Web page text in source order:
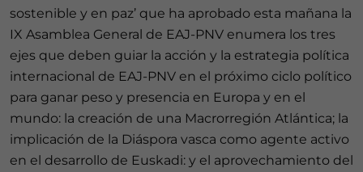
sostenible y en paz’ que ha aprobado esta mañana la
IX Asamblea General de EAJ-PNV enumera los tres
ejes que deben guiar la acción y la estrategia política
internacional de EAJ-PNV en el próximo ciclo político
para ganar peso y presencia en Europa y en el
mundo: la creación de una Macrorregión Atlántica; la
implicación de la Diáspora vasca como agente activo
en el desarrollo de Euskadi: y el aprovechamiento del